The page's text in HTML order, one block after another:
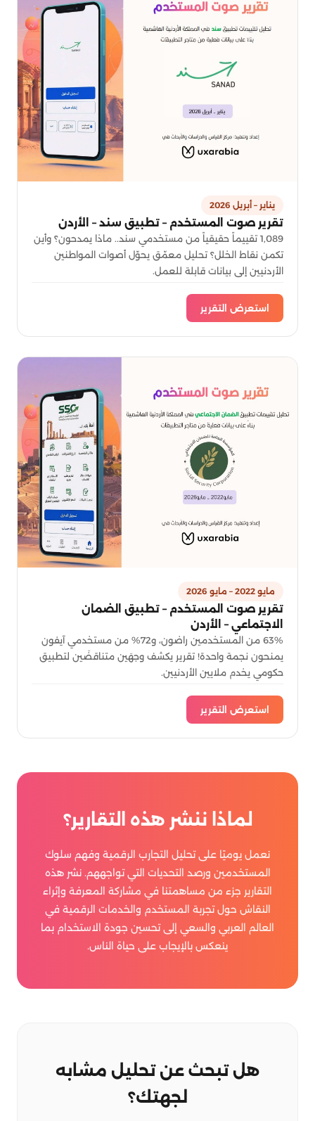
يناير – أبريل 2026
تقرير صوت المستخدم – تطبيق سند – الأردن
1,089 تقييماً حقيقياً من مستخدمي سند.. ماذا يمدحون؟ وأين
تكمن نقاط الخلل؟ تحليل معمّق يحوّل أصوات المواطنين
الأردنيين إلى بيانات قابلة للعمل.
استعرض التقرير
مايو 2022 – مايو 2026
تقرير صوت المستخدم – تطبيق الضمان
الاجتماعي – الأردن
63% من المستخدمين راضون، و72% من مستخدمي آيفون
يمنحون نجمة واحدة! تقرير يكشف وجهَين متناقضَين لتطبيق
حكومي يخدم ملايين الأردنيين.
استعرض التقرير
لماذا ننشر هذه التقارير؟
نعمل يوميًا على تحليل التجارب الرقمية وفهم سلوك
المستخدمين ورصد التحديات التي تواجههم. نشر هذه
التقارير جزء من مساهمتنا في مشاركة المعرفة وإثراء
النقاش حول تجربة المستخدم والخدمات الرقمية في
العالم العربي والسعي إلى تحسين جودة الاستخدام بما
ينعكس بالإيجاب على حياة الناس.
هل تبحث عن تحليل مشابه
لجهتك؟